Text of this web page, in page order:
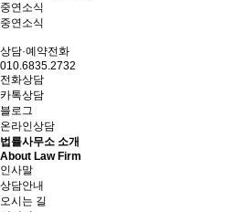
중연소식
중연소식
상담·예약전화
010.6835.2732
전화상담
카톡상담
블로그
온라인상담
법률사무소 소개
About Law Firm
인사말
상담안내
오시는 길